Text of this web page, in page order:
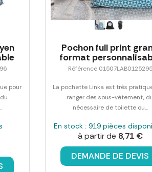
pour
Pochon full print
format
Référence 01507LAB0125295
La pochette Linka est très
ranger des sous-vêtement,
nécessaire de toilette ou...
En stock : 919 pièces
à partir de 8,71 €
DEMANDE DE DEVIS